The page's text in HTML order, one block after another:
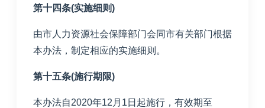
第十四条(实施细则)
由市人力资源社会保障部门会同市有关部门根据
本办法，制定相应的实施细则。
第十五条(施行期限)
本办法自2020年12月1日起施行，有效期至